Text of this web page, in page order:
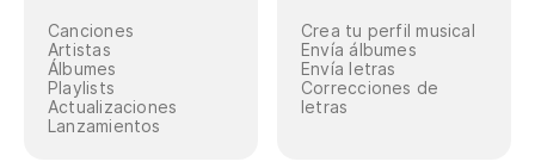
Canciones
Artistas
Álbumes
Playlists
Actualizaciones
Lanzamientos
Crea tu perfil musical
Envía álbumes
Envía letras
Correcciones de
letras